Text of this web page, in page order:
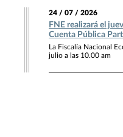
24 / 07 / 2026
FNE realizará el
Cuenta Pública
La Fiscalía Nacional
julio a las 10.00 am